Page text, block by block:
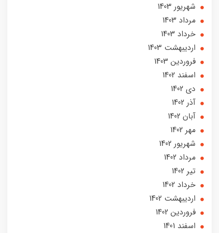
شهریور 1403
مرداد 1403
خرداد 1403
ارديبهشت 1403
فروردین 1403
اسفند 1402
دی 1402
آذر 1402
آبان 1402
مهر 1402
شهریور 1402
مرداد 1402
تير 1402
خرداد 1402
ارديبهشت 1402
فروردین 1402
اسفند 1401